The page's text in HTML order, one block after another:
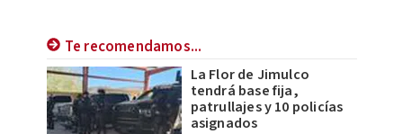
Te recomendamos...
La Flor de Jimulco
tendrá base fija,
patrullajes y 10 policías
asignados